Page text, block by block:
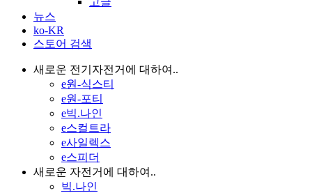
뉴스
ko-KR
스토어 검색
새로운 전기자전거에 대하여..
e원-식스티
e원-포티
e빅.나인
e스컬트라
e사일렉스
e스피더
새로운 자전거에 대하여..
빅.나인